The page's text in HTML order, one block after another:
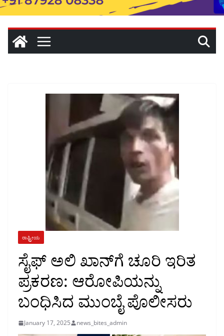
ರಾಷ್ಟ್ರೀಯ
ಸೈಫ್ ಅಲಿ ಖಾನ್‌ಗೆ ಚೂರಿ ಇರಿತ
ಪ್ರಕರಣ: ಆರೋಪಿಯನ್ನು
ಬಂಧಿಸಿದ ಮುಂಬೈ ಪೊಲೀಸರು
January 17, 2025 news_bites_admin